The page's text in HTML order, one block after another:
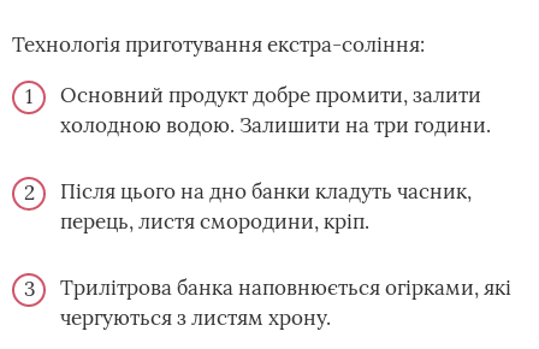
Технологія приготування екстра-соління:
Основний продукт добре промити, залити
холодною водою. Залишити на три години.
Після цього на дно банки кладуть часник,
перець, листя смородини, кріп.
Трилітрова банка наповнюється огірками, які
чергуються з листям хрону.